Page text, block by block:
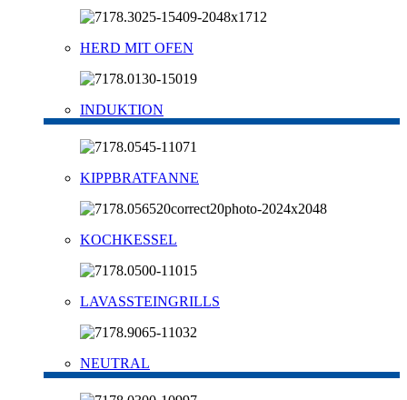
HERD MIT OFEN
INDUKTION
KIPPBRATFANNE
KOCHKESSEL
LAVASSTEINGRILLS
NEUTRAL